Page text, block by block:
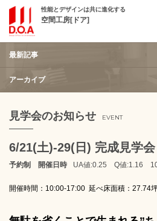
性能とデザインは共に進化する
空間工房[ドア]
ホーム
最新記事
アーカイブ
見学会のお知らせ EVENT
6/21(土)-29(日) 完成見学
予約制 開催日時 UA値:0.25 Q値:1.16
開催時間：10:00-17:00 延べ床面積：27.74